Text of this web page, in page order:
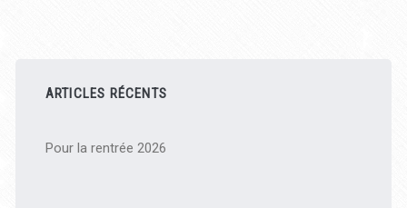
latérale
principale
ARTICLES RÉCENTS
Pour la rentrée 2026